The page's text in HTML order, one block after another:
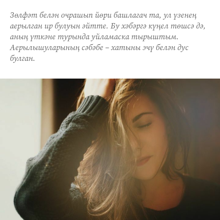
Зөлфәт белән очрашып йөри башлагач та, ул үзенең
аерылган ир булуын әйтте. Бу хәбәргә күңел төшсә дә,
аның үткәне турында уйламаска тырыштым.
Аерылышуларының сәбәбе – хатыны эчү белән дус
булган.